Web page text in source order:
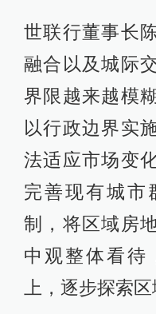
世联行董事长
融合以及城际
界限越来越模
以行政边界实
法适应市场变
完善现有城市
制，将区域房
中观整体看待
上，逐步探索